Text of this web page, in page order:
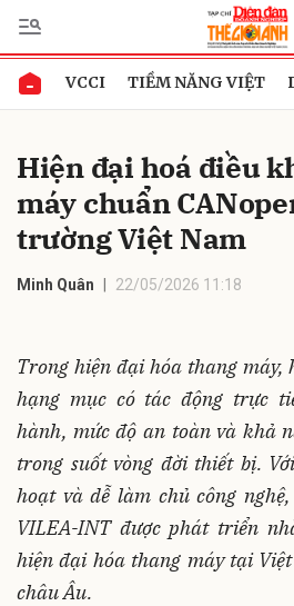
VCCI TIỀM NĂNG VIỆT
Hiện đại hoá điều
máy chuẩn
trường Việt Nam
Minh Quân 22/05/2026 11:18
Trong hiện đại hóa thang máy,
hạng mục có tác động trực
hành, mức độ an toàn và khả
trong suốt vòng đời thiết bị.
hoạt và dễ làm chủ công
VILEA-INT được phát triển
hiện đại hóa thang máy tại
châu Âu.
Gửi bình luận